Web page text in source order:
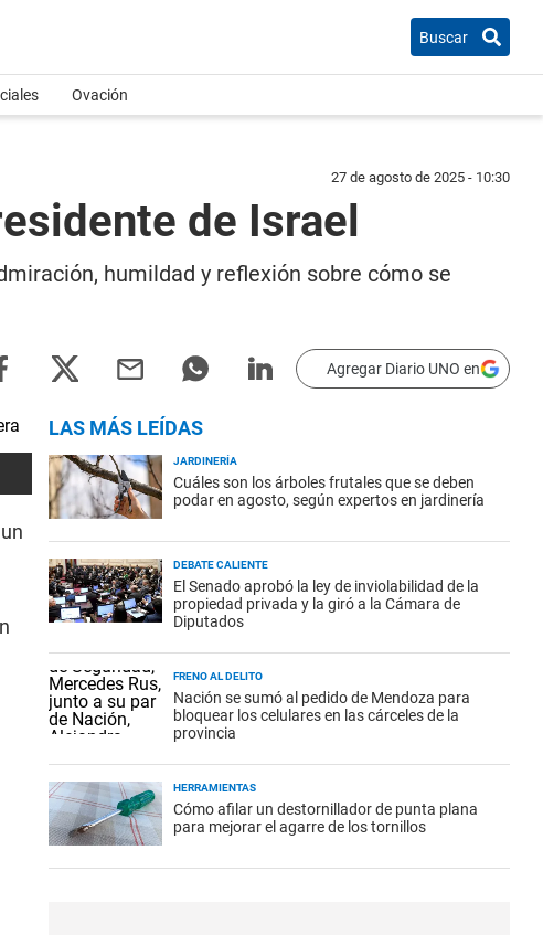
Buscar
Ovación
27 de agosto de 2025 - 10:30
de Israel
humildad y reflexión sobre cómo se
Agregar Diario UNO en
LAS MÁS LEÍDAS
JARDINERÍA
Cuáles son los árboles frutales que se deben
podar en agosto, según expertos en jardinería
DEBATE CALIENTE
El Senado aprobó la ley de inviolabilidad de la
propiedad privada y la giró a la Cámara de
Diputados
FRENO AL DELITO
Nación se sumó al pedido de Mendoza para
bloquear los celulares en las cárceles de la
provincia
HERRAMIENTAS
Cómo afilar un destornillador de punta plana
para mejorar el agarre de los tornillos